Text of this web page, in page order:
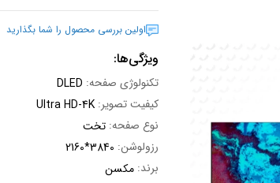
اولین بررسی محصول را شما بگذارید
ویژگی‌ها:
تکنولوژی صفحه: DLED
کیفیت تصویر: Ultra HD-4K
نوع صفحه: تخت
رزولوشن: 2160*3840
برند: مکسن